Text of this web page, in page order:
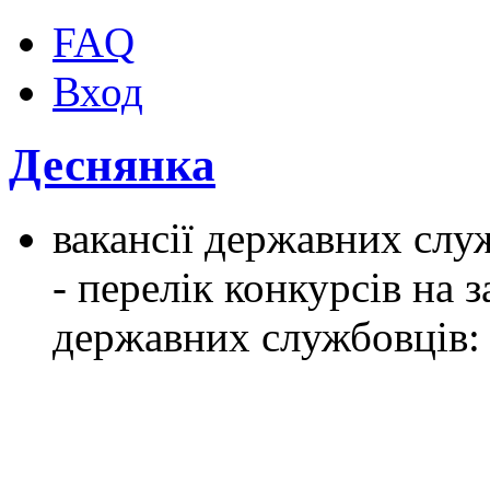
FAQ
Вход
Деснянка
вакансії державних
- перелік конкурсів на
державних службовців: